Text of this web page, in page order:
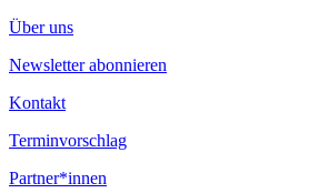
Über uns
Newsletter abonnieren
Kontakt
Terminvorschlag
Partner*innen